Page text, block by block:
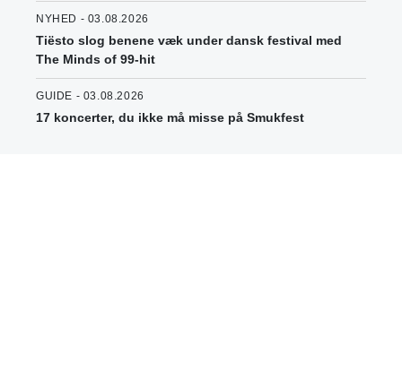
NYHED - 03.08.2026
Tiësto slog benene væk under dansk festival med
The Minds of 99-hit
GUIDE - 03.08.2026
17 koncerter, du ikke må misse på Smukfest